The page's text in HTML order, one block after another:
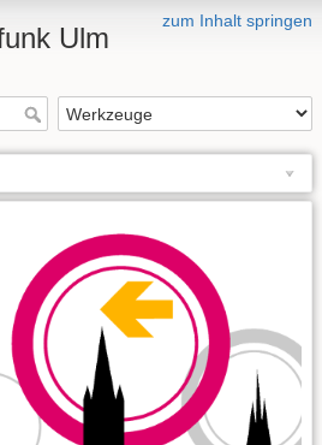
zum Inhalt springen
Ulm